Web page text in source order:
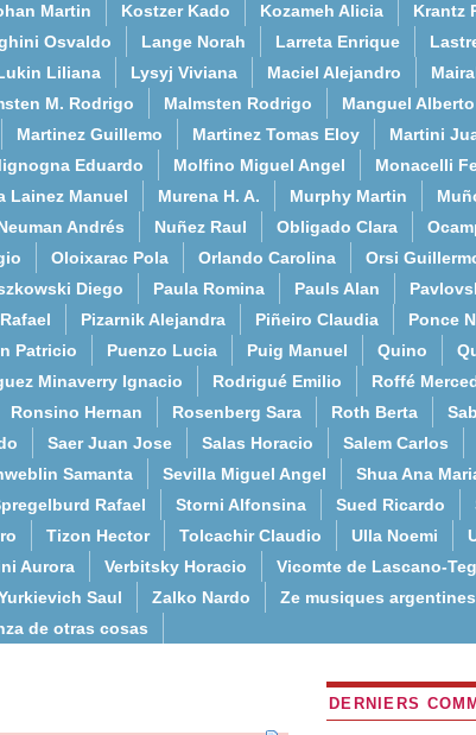
Martin Kostzer Kado Kozameh Alicia Krantz
Osvaldo Lange Norah Larreta Enrique
Liliana Lysyj Viviana Maciel Alejandro
M. Rodrigo Malmsten Rodrigo Manguel Alberto
Martinez Guillemo Martinez Tomas Eloy Martini
Eduardo Molfino Miguel Angel Monacelli
Lainez Manuel Murena H. A. Murphy Martin
Andrés Nuñez Raul Obligado Clara
Oloixarac Pola Orlando Carolina Orsi
Diego Paula Romina Pauls Alan
Pizarnik Alejandra Piñeiro Claudia Ponce
Patricio Puenzo Lucia Puig Manuel Quino
Minaverry Ignacio Rodrigué Emilio Roffé
Ronsino Hernan Rosenberg Sara Roth Berta
Saer Juan Jose Salas Horacio Salem Carlos
Samanta Sevilla Miguel Angel Shua Ana
Rafael Storni Alfonsina Sued Ricardo
Tizon Hector Tolcachir Claudio Ulla Noemi
Aurora Verbitsky Horacio Vicomte de Lascano-
Saul Zalko Nardo Ze musiques argentines
de otras cosas
DERNIERS